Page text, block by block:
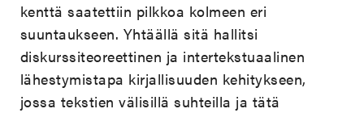
kenttä saatettiin pilkkoa kolmeen eri
suuntaukseen. Yhtäällä sitä hallitsi
diskurssiteoreettinen ja intertekstuaalinen
lähestymistapa kirjallisuuden kehitykseen,
jossa tekstien välisillä suhteilla ja tätä